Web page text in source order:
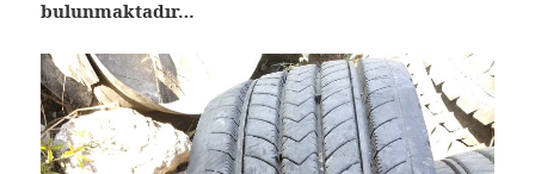
bulunmaktadır…